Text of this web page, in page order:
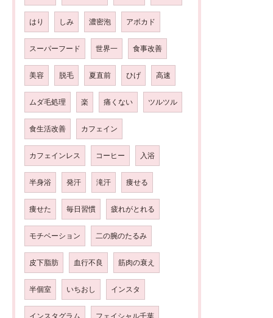
はり しみ 濃密泡 アボカド
スーパーフード 世界一 食事改善
美容 脱毛 夏直前 ひげ 高速
ムダ毛処理 楽 痛くない ツルツル
食生活改善 カフェイン
カフェインレス コーヒー 入浴
半身浴 発汗 滝汗 痩せる
痩せた 毎日習慣 疲れがとれる
モチベーション 二の腕のたるみ
皮下脂肪 血行不良 筋肉の衰え
半個室 いちおし インスタ
インスタグラム フェイシャル千葉